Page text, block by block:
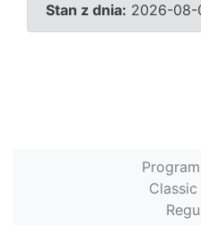
Stan z dnia: 2026-08-